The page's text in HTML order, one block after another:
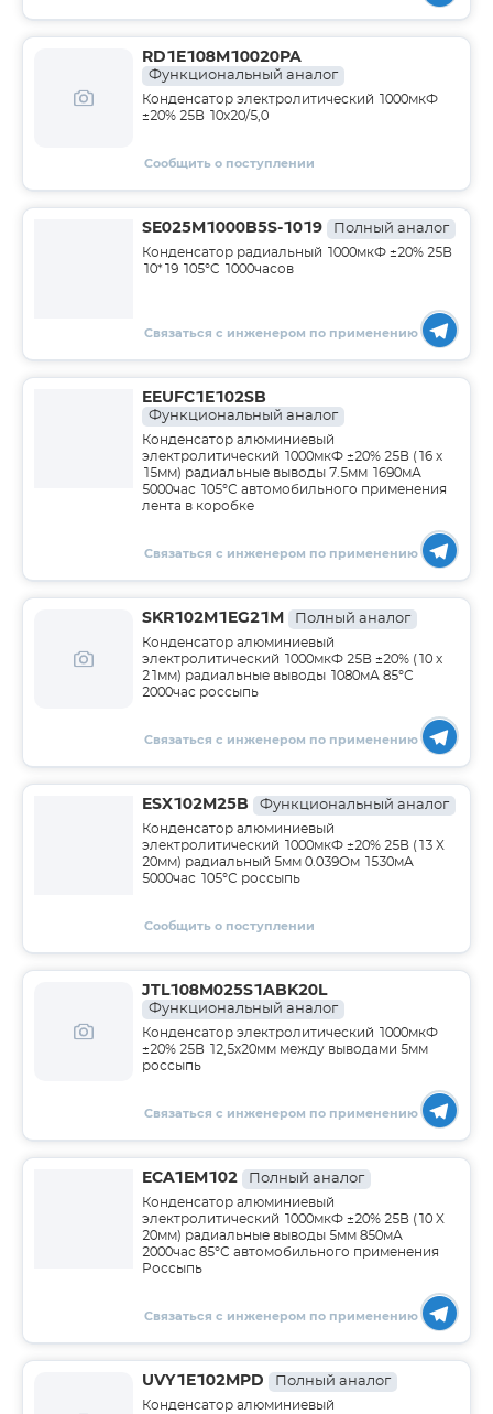
RD1E108M10020PA
Функциональный аналог
Конденсатор электролитический 1000мкФ
±20% 25В 10х20/5,0
Сообщить о поступлении
SE025M1000B5S-1019 Полный аналог
Конденсатор радиальный 1000мкФ ±20% 25В
10*19 105°C 1000часов
Связаться с инженером по применению
EEUFC1E102SB
Функциональный аналог
Конденсатор алюминиевый
электролитический 1000мкФ ±20% 25В (16 х
15мм) радиальные выводы 7.5мм 1690мА
5000час 105°С автомобильного применения
лента в коробке
Связаться с инженером по применению
SKR102M1EG21M Полный аналог
Конденсатор алюминиевый
электролитический 1000мкФ 25В ±20% (10 х
21мм) радиальные выводы 1080мА 85°С
2000час россыпь
Связаться с инженером по применению
ESX102M25B Функциональный аналог
Конденсатор алюминиевый
электролитический 1000мкФ ±20% 25В (13 X
20мм) радиальный 5мм 0.039Ом 1530мА
5000час 105°С россыпь
Сообщить о поступлении
JTL108M025S1ABK20L
Функциональный аналог
Конденсатор электролитический 1000мкФ
±20% 25В 12,5х20мм между выводами 5мм
россыпь
Связаться с инженером по применению
ECA1EM102 Полный аналог
Конденсатор алюминиевый
электролитический 1000мкФ ±20% 25В (10 X
20мм) радиальные выводы 5мм 850мА
2000час 85°С автомобильного применения
Россыпь
Связаться с инженером по применению
UVY1E102MPD Полный аналог
Конденсатор алюминиевый